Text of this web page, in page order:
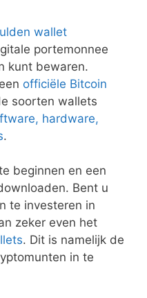
wallet
portemonnee
kunt bewaren.
officiële Bitcoin
soorten wallets
hardware,
.
beginnen en een
Bent u
te investeren in
zeker even het
. Dit is namelijk de
in te